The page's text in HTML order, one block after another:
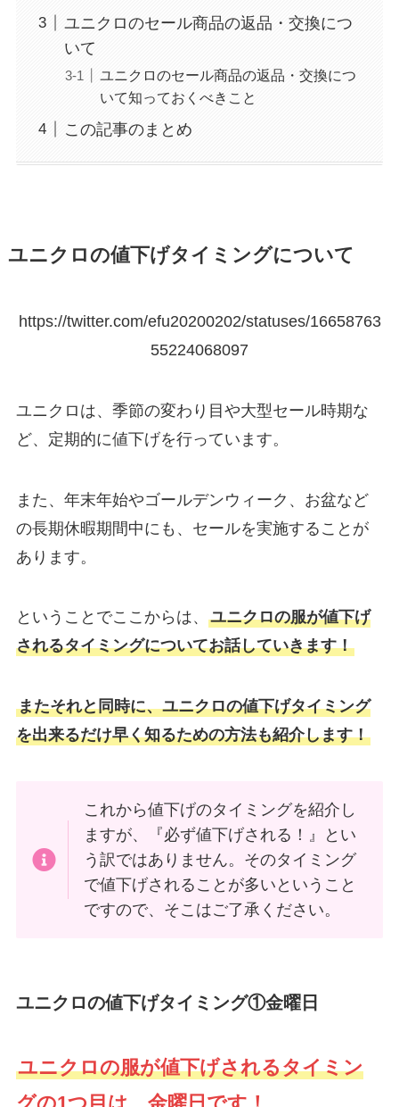
ユニクロのセール商品の返品・交換につ
いて
ユニクロのセール商品の返品・交換につ
いて知っておくべきこと
この記事のまとめ
ユニクロの値下げタイミングについて
https://twitter.com/efu20200202/statuses/16658763
55224068097
ユニクロは、季節の変わり目や大型セール時期な
ど、定期的に値下げを行っています。
また、年末年始やゴールデンウィーク、お盆など
の長期休暇期間中にも、セールを実施することが
あります。
ということでここからは、 ユニクロの服が値下げ
されるタイミングについてお話していきます！
またそれと同時に、ユニクロの値下げタイミング
を出来るだけ早く知るための方法も紹介します！
これから値下げのタイミングを紹介し
ますが、『必ず値下げされる！』とい
う訳ではありません。そのタイミング
で値下げされることが多いということ
ですので、そこはご了承ください。
ユニクロの値下げタイミング①金曜日
ユニクロの服が値下げされるタイミン